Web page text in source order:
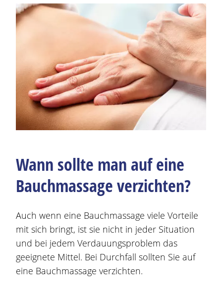
Wann sollte man auf eine
Bauchmassage verzichten?
Auch wenn eine Bauchmassage viele Vorteile
mit sich bringt, ist sie nicht in jeder Situation
und bei jedem Verdauungsproblem das
geeignete Mittel. Bei Durchfall sollten Sie auf
eine Bauchmassage verzichten.